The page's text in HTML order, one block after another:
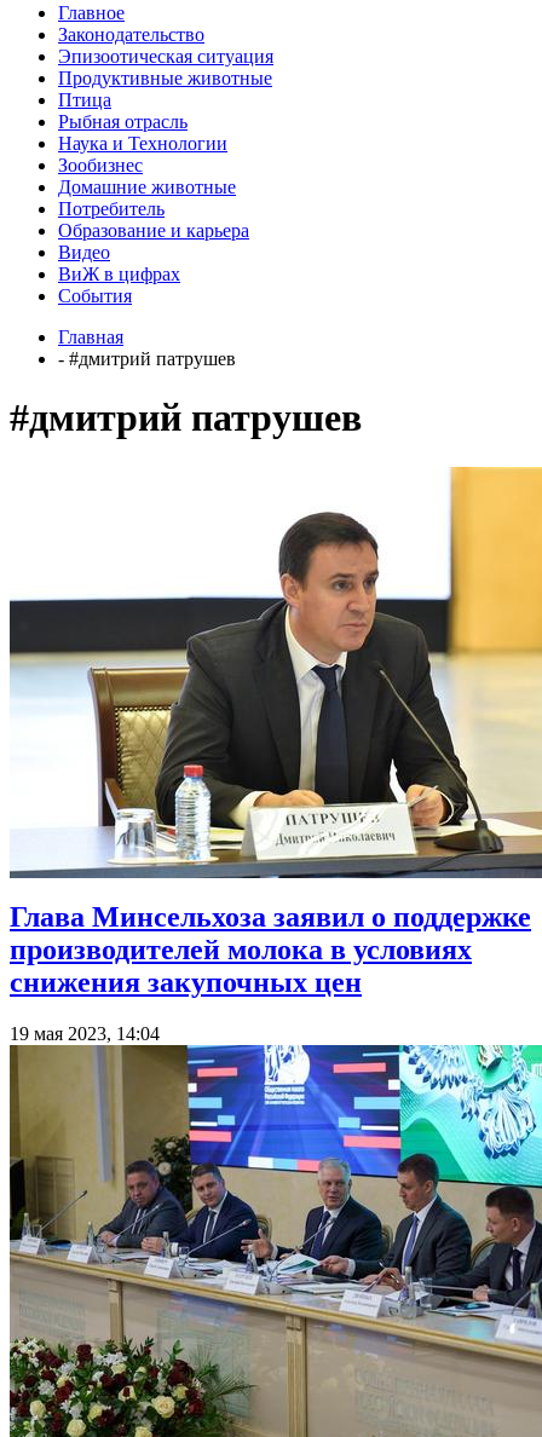
Главное
Законодательство
Эпизоотическая ситуация
Продуктивные животные
Птица
Рыбная отрасль
Наука и Технологии
Зообизнес
Домашние животные
Потребитель
Образование и карьера
Видео
ВиЖ в цифрах
События
Главная
- #дмитрий патрушев
#дмитрий патрушев
Глава Минсельхоза заявил о поддержке
производителей молока в условиях
снижения закупочных цен
19 мая 2023, 14:04